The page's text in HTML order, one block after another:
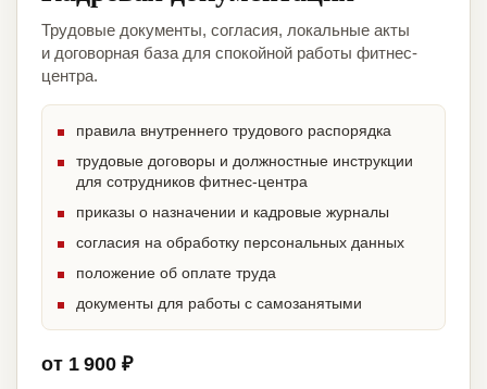
Трудовые документы, согласия, локальные акты
и договорная база для спокойной работы фитнес-
центра.
правила внутреннего трудового распорядка
трудовые договоры и должностные инструкции
для сотрудников фитнес-центра
приказы о назначении и кадровые журналы
согласия на обработку персональных данных
положение об оплате труда
документы для работы с самозанятыми
от 1 900 ₽